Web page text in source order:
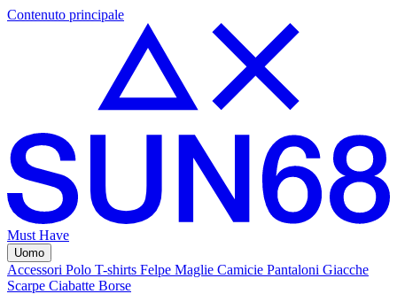
Contenuto principale
Must Have
Uomo
Accessori Polo T-shirts Felpe Maglie Camicie Pantaloni Giacche
Scarpe Ciabatte Borse